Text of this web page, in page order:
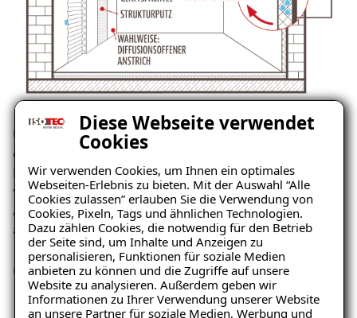
Diese Webseite verwendet
Cookies
Wir verwenden Cookies, um Ihnen ein optimales
Webseiten-Erlebnis zu bieten. Mit der Auswahl “Alle
Cookies zulassen” erlauben Sie die Verwendung von
Cookies, Pixeln, Tags und ähnlichen Technologien.
Dazu zählen Cookies, die notwendig für den Betrieb
der Seite sind, um Inhalte und Anzeigen zu
personalisieren, Funktionen für soziale Medien
anbieten zu können und die Zugriffe auf unsere
Website zu analysieren. Außerdem geben wir
Informationen zu Ihrer Verwendung unserer Website
an unsere Partner für soziale Medien, Werbung und
Unsere ISOTEC-Innendämmung benötigt aufgrund
der vorhandenen Kapillarleitfähigkeit keine
Dampfsperre. Eine zu hohe Raumluftfeuchtigkeit wird
von der Innendämmung aufgenommen und nach
Absinken der Raumluftfeuchte wieder in die Raumluft
abgegeben.
Gedämmte Wände
beeinflussen positiv unser